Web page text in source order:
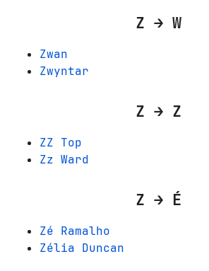
Z → W
Zwan
Zwyntar
Z → Z
ZZ Top
Zz Ward
Z → É
Zé Ramalho
Zélia Duncan